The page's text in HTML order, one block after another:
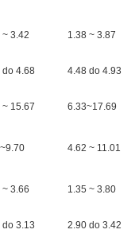
~ 3.42 1.38 ~ 3.87
do 4.68 4.48 do 4.93
~ 15.67 6.33~17.69
4.62 ~ 11.01
~ 3.66 1.35 ~ 3.80
do 3.13 2.90 do 3.42